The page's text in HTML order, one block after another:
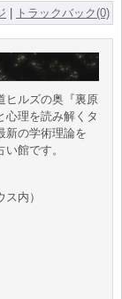
トラックバック(0)
ヒルズの奥『裏原
心理を読み解くタ
新の学術理論を
館です。
内）